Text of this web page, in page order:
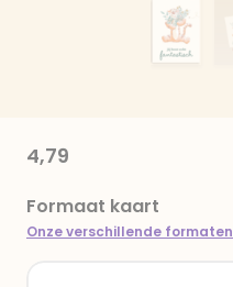
4,79
Formaat kaart
Onze verschillende formaten